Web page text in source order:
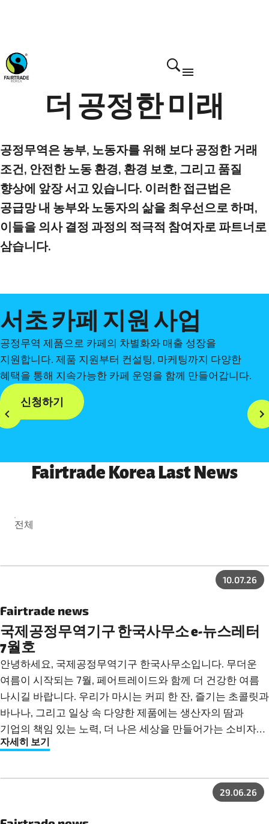
더 공정한 미래
공정무역은 농부, 노동자를 위해 보다 공정한 거래
조건, 안전한 노동 환경, 환경 보호, 그리고 품질
향상에 앞장 서고 있습니다. 이러한 접근법은
공급망 내 농부와 노동자의 삶을 최우선으로 하며,
이들을 의사 결정 과정의 적극적 참여자로 파트너로
삼습니다.
서초 카페 지원 사업
공정무역 제품으로 카페의 차별화와 매출 성장을
지원합니다. 제품 지원부터 컨설팅, 마케팅까지 다양한
혜택을 통해 지속가능한 카페 운영을 함께 만들어갑니다.
신청하기
Fairtrade Korea Last News
전체
10.07.26
Fairtrade news
국제공정무역기구 한국사무소 e-뉴스레터
7월호
안녕하세요, 국제공정무역기구 한국사무소입니다. 무더운
여름이 시작되는 7월, 페어트레이드와 함께 더 건강한 여름
나시길 바랍니다. 우리가 마시는 커피 한 잔, 즐기는 초콜릿과
바나나, 그리고 일상 속 다양한 제품에는 생산자의 땀과
기업의 책임 있는 노력, 더 나은 세상을 만들어가는 소비자의
선택이 함께 담겨 있습니다. 지난 6월, 국제공정무역기구
위해 다양한 현장을 찾아가고, 새로운 만남을 이어갔습니다.
이번 7월호에서는 6월 한 달 동안 함께 만들어 온 의미 있는
자세히 보기
29.06.26